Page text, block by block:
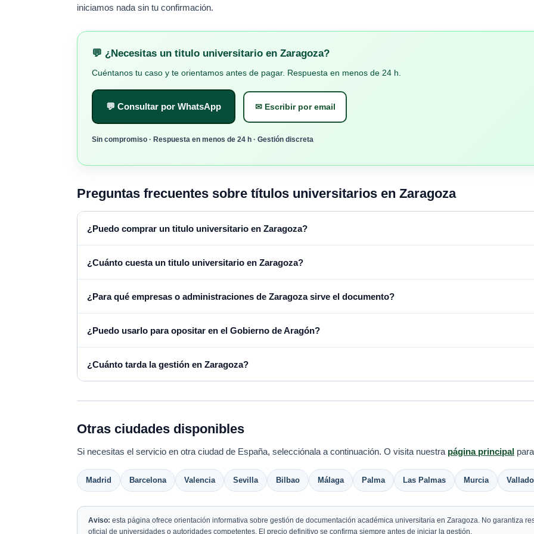
iniciamos nada sin tu confirmación.
💬 ¿Necesitas un titulo universitario en Zaragoza?
Cuéntanos tu caso y te orientamos antes de pagar. Respuesta en menos de 24 h.
💬 Consultar por WhatsApp ✉ Escribir por email
Sin compromiso · Respuesta en menos de 24 h · Gestión discreta
Preguntas frecuentes sobre títulos universitarios en Zaragoza
¿Puedo comprar un titulo universitario en Zaragoza?
¿Cuánto cuesta un titulo universitario en Zaragoza?
¿Para qué empresas o administraciones de Zaragoza sirve el documento?
¿Puedo usarlo para opositar en el Gobierno de Aragón?
¿Cuánto tarda la gestión en Zaragoza?
Otras ciudades disponibles
Si necesitas el servicio en otra ciudad de España, selecciónala a continuación. O visita nuestra página principal
Madrid Barcelona Valencia Sevilla Bilbao Málaga Palma Las Palmas Murcia
Aviso: esta página ofrece orientación informativa sobre gestión de documentación académica universitaria en Zaragoza. No garantiza
oficial de universidades o autoridades competentes. El precio definitivo se confirma siempre antes de iniciar la gestión.